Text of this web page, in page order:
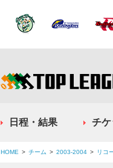
日程・結果 チケ
HOME チーム 2003-2004 リコ